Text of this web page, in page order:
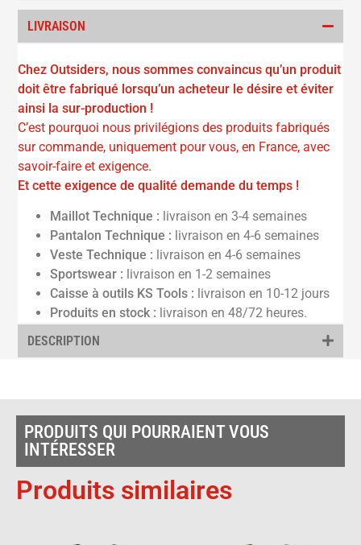
LIVRAISON
Chez Outsiders, nous sommes convaincus qu’un produit
doit être fabriqué lorsqu’un acheteur le désire et éviter
ainsi la sur-production !
C’est pourquoi nous privilégions des produits fabriqués
sur commande, uniquement pour vous, en France, avec
savoir-faire et exigence.
Et cette exigence de qualité demande du temps !
Maillot Technique : livraison en 3-4 semaines
Pantalon Technique : livraison en 4-6 semaines
Veste Technique : livraison en 4-6 semaines
Sportswear : livraison en 1-2 semaines
Caisse à outils KS Tools : livraison en 10-12 jours
Produits en stock : livraison en 48/72 heures.
DESCRIPTION
PRODUITS QUI POURRAIENT VOUS
INTÉRESSER
Produits similaires